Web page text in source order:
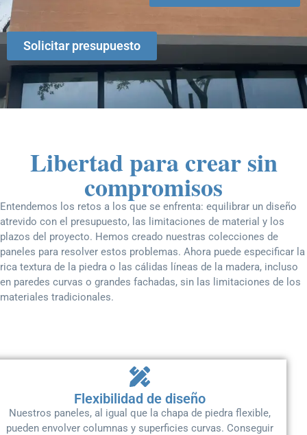
Solicitar presupuesto
Libertad para crear sin
compromisos
Entendemos los retos a los que se enfrenta: equilibrar un diseño
atrevido con el presupuesto, las limitaciones de material y los
plazos del proyecto. Hemos creado nuestras colecciones de
paneles para resolver estos problemas. Ahora puede especificar la
rica textura de la piedra o las cálidas líneas de la madera, incluso
en paredes curvas o grandes fachadas, sin las limitaciones de los
materiales tradicionales.
Flexibilidad de diseño
Nuestros paneles, al igual que la chapa de piedra flexible,
pueden envolver columnas y superficies curvas. Conseguir